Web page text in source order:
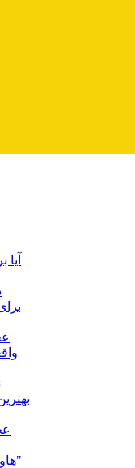
هاوكينگ : "موجودات فضايي وجود دارند"